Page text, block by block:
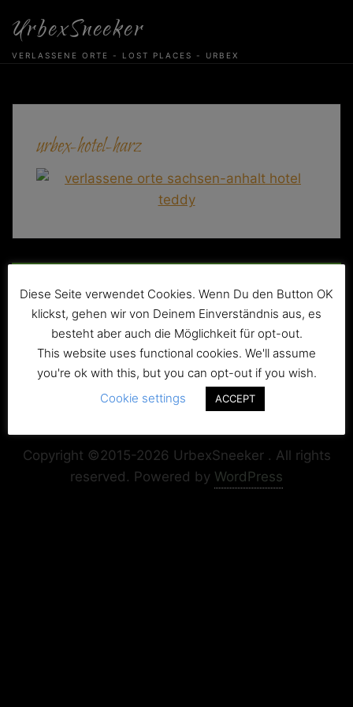
content
UrbexSneeker
VERLASSENE ORTE - LOST PLACES - URBEX
urbex-hotel-harz
Copyright ©2015-2026 UrbexSneeker . All rights
reserved. Powered by WordPress
Diese Seite verwendet Cookies. Wenn Du den Button OK
klickst, gehen wir von Deinem Einverständnis aus, es
besteht aber auch die Möglichkeit für opt-out.
This website uses functional cookies. We'll assume
you're ok with this, but you can opt-out if you wish.
Cookie settings
ACCEPT